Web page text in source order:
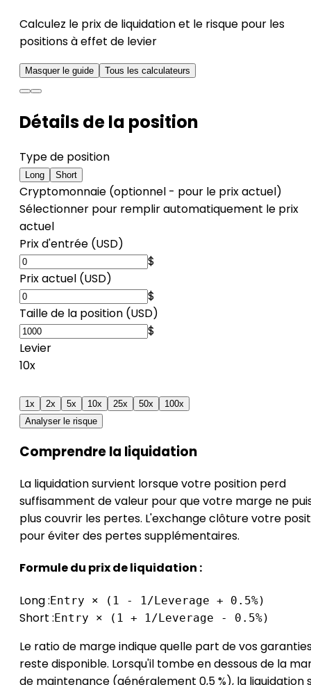
Calculez le prix de liquidation et le risque pour les
positions à effet de levier
Masquer le guide Tous les calculateurs
Détails de la position
Type de position
Long Short
Cryptomonnaie (optionnel - pour le prix actuel)
Sélectionner pour remplir automatiquement le prix
actuel
Prix d'entrée (USD)
$
Prix actuel (USD)
$
Taille de la position (USD)
$
Levier
10x
1x 2x 5x 10x 25x 50x
100x
Analyser le risque
Comprendre la liquidation
La liquidation survient lorsque votre position perd
suffisamment de valeur pour que votre marge ne
plus couvrir les pertes. L'exchange clôture votre
pour éviter des pertes supplémentaires.
Formule du prix de liquidation :
Long :Entry × (1 - 1/Leverage + 0.5%)
Short :Entry × (1 + 1/Leverage - 0.5%)
Le ratio de marge indique quelle part de vos
reste disponible. Lorsqu'il tombe en dessous de la
de maintenance (généralement 0,5 %), la liquidation